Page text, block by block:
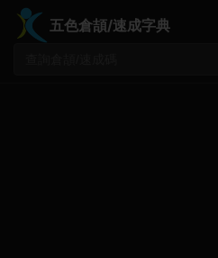
五色倉頡/速成字典